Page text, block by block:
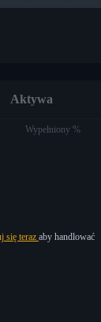
Aktywa
Wypełniony %
się teraz aby handlować